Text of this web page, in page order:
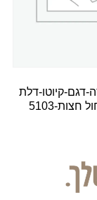
דגם-קיוטו-דלת
חצות-5103